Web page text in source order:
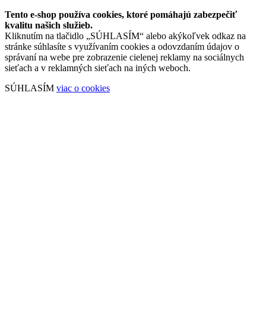
Tento e-shop používa cookies, ktoré pomáhajú zabezpečiť
kvalitu našich služieb.
Kliknutím na tlačidlo „SÚHLASÍM“ alebo akýkoľvek odkaz na
stránke súhlasíte s využívaním cookies a odovzdaním údajov o
správaní na webe pre zobrazenie cielenej reklamy na sociálnych
sieťach a v reklamných sieťach na iných weboch.
SÚHLASÍM viac o cookies